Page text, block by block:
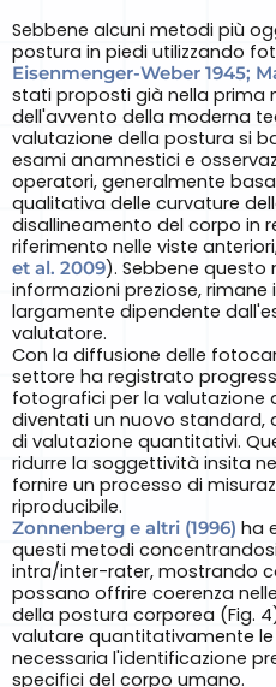
Sebbene alcuni metodi più
postura in piedi utilizzando
Eisenmenger-Weber 1945;
stati proposti già nella prima
dell'avvento della moderna
valutazione della postura si
esami anamnestici e
operatori, generalmente
qualitativa delle curvature
disallineamento del corpo in
riferimento nelle viste
et al. 2009). Sebbene
informazioni preziose,
largamente dipendente
valutatore.
Con la diffusione delle
settore ha registrato
fotografici per la valutazione
diventati un nuovo
di valutazione quantitativi.
ridurre la soggettività insita
fornire un processo di
riproducibile.
Zonnenberg e altri (1996) ha
questi metodi
intra/inter-rater, mostrando
possano offrire coerenza
della postura corporea (Fig.
valutare quantitativamente le
necessaria l'identificazione
specifici del corpo umano.